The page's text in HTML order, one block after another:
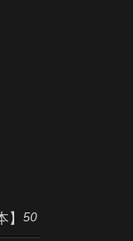
50